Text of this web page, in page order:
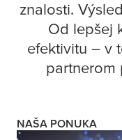
znalosti.
Od lepšej
efektivitu – v
partnerom
NAŠA PONUKA